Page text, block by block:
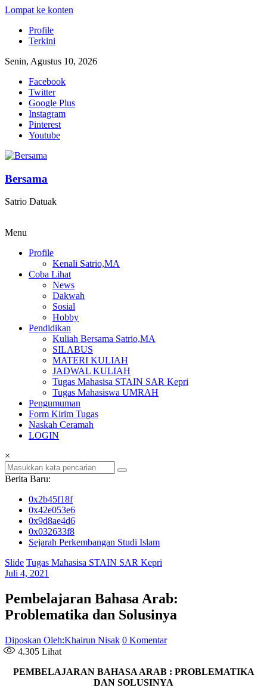
Lompat ke konten
Profile
Terkini
Senin, Agustus 10, 2026
Facebook
Twitter
Google Plus
Instagram
Pinterest
Youtube
Bersama
Satrio Datuak
Menu
Profile
Kenali Satrio,MA
Coba Lihat
News
Dakwah
Sosial
Hobby
Pendidikan
Kuliah Bersama Satrio,MA
SILABUS
MATERI KULIAH
JADWAL KULIAH
Tugas Mahasisa STAIN SAR Kepri
Tugas Mahasiswa UMRAH
Pengumuman
Form Kirim Tugas
Naskah Ceramah
LOGIN
×
Berita Baru:
0x2b45f18f
0x42e053e6
0x9d8ae4d6
0x032633f8
Sejarah Perkembangan Studi Islam
Slide Tugas Mahasisa STAIN SAR Kepri
Juli 4, 2021
Pembelajaran Bahasa Arab:
Problematika dan Solusinya
Diposkan Oleh:Khairun Nisak 0 Komentar
4.305 Lihat
PEMBELAJARAN BAHASA ARAB : PROBLEMATIKA
DAN SOLUSINYA